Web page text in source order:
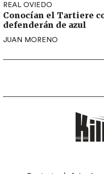
REAL OVIEDO
Conocían el Tartiere
defenderán de azul
JUAN MORENO
LEGAL